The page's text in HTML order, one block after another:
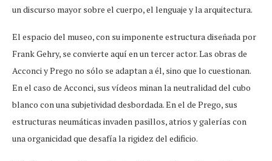
un discurso mayor sobre el cuerpo, el lenguaje y la arquitectura.
El espacio del museo, con su imponente estructura diseñada por
Frank Gehry, se convierte aquí en un tercer actor. Las obras de
Acconci y Prego no sólo se adaptan a él, sino que lo cuestionan.
En el caso de Acconci, sus vídeos minan la neutralidad del cubo
blanco con una subjetividad desbordada. En el de Prego, sus
estructuras neumáticas invaden pasillos, atrios y galerías con
una organicidad que desafía la rigidez del edificio.